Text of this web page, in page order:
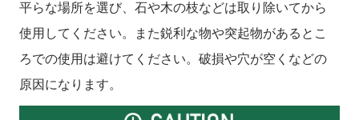
平らな場所を選び、石や木の枝などは取り除いてから
使用してください。また鋭利な物や突起物があるとこ
ろでの使用は避けてください。破損や穴が空くなどの
原因になります。